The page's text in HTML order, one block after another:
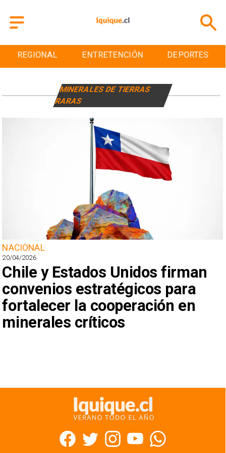
REGIONAL ENTRETENCIÓN DEPORTES
NACIONAL
20/04/2026
Chile y Estados Unidos firman
convenios estratégicos para
fortalecer la cooperación en
minerales críticos
MINERALES DE TIERRAS
RARAS